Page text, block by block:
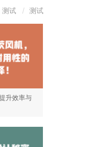
测试 测试
升效率与